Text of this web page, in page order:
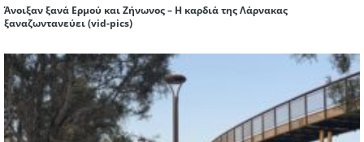
Άνοιξαν ξανά Ερμού και Ζήνωνος – Η καρδιά της Λάρνακας
ξαναζωντανεύει (vid-pics)